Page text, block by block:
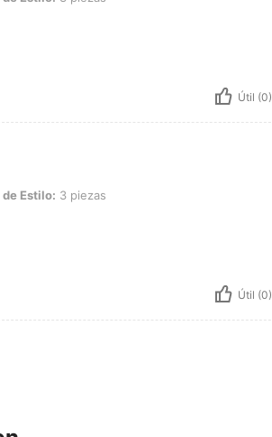
Útil (0)
piezasEstilo: 3 piezas
Útil (0)